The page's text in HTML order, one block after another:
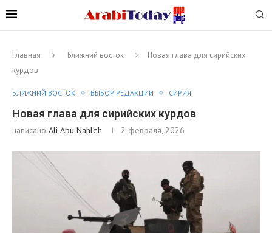
Главная Ближний восток
Новая глава для сирийских
курдов
БЛИЖНИЙ ВОСТОК ВЫБОР РЕДАКЦИИ СИРИЯ
Новая глава для сирийских курдов
написано Ali Abu Nahleh 2 февраля, 2026